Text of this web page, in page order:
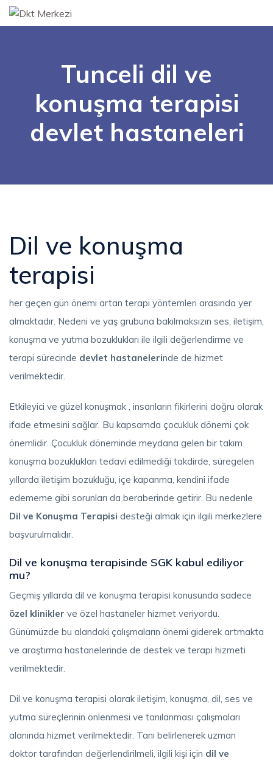
Tunceli dil ve
konuşma terapisi
devlet hastaneleri
Dil ve konuşma
terapisi
her geçen gün önemi artan terapi yöntemleri arasında yer
almaktadır. Nedeni ve yaş grubuna bakılmaksızın ses, iletişim,
konuşma ve yutma bozuklukları ile ilgili değerlendirme ve
terapi sürecinde devlet hastanelerinde de hizmet
verilmektedir.
Etkileyici ve güzel konuşmak , insanların fikirlerini doğru olarak
ifade etmesini sağlar. Bu kapsamda çocukluk dönemi çok
önemlidir. Çocukluk döneminde meydana gelen bir takım
konuşma bozuklukları tedavi edilmediği takdirde, süregelen
yıllarda iletişim bozukluğu, içe kapanma, kendini ifade
edememe gibi sorunları da beraberinde getirir. Bu nedenle
Dil ve Konuşma Terapisi desteği almak için ilgili merkezlere
başvurulmalıdır.
Dil ve konuşma terapisinde SGK kabul ediliyor
mu?
Geçmiş yıllarda dil ve konuşma terapisi konusunda sadece
özel klinikler ve özel hastaneler hizmet veriyordu.
Günümüzde bu alandaki çalışmaların önemi giderek artmakta
ve araştırma hastanelerinde de destek ve terapi hizmeti
verilmektedir.
Dil ve konuşma terapisi olarak iletişim, konuşma, dil, ses ve
yutma süreçlerinin önlenmesi ve tanılanması çalışmaları
alanında hizmet verilmektedir. Tanı belirlenerek uzman
doktor tarafından değerlendirilmeli, ilgili kişi için dil ve